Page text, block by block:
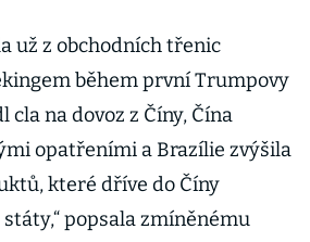
přízeň.
Království
ale peníze
potřebuje na
megaměsto
už z obchodních třenic
během první Trumpovy
cla na dovoz z Číny, Čína
opatřeními a Brazílie zvýšila
které dříve do Číny
popsala zmíněnému